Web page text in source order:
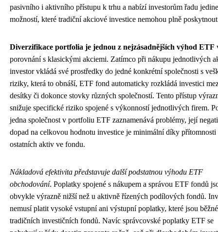
pasivního i aktivního přístupu k trhu a nabízí investorům řadu
možností, které tradiční akciové investice nemohou plně
Diverzifikace portfolia je jednou z nejzásadnějších výhod ETF
porovnání s klasickými akciemi. Zatímco při nákupu jednotlivých
investor vkládá své prostředky do jedné konkrétní společnosti s
riziky, která to obnáší, ETF fond automaticky rozkládá investici
desítky či dokonce stovky různých společností. Tento přístup
snižuje specifické riziko spojené s výkonností jednotlivých firem.
jedna společnost v portfoliu ETF zaznamenává problémy, její
dopad na celkovou hodnotu investice je minimální díky přítomnosti
ostatních aktiv ve fondu.
Nákladová efektivita představuje další podstatnou výhodu ETF
obchodování. Poplatky spojené s nákupem a správou ETF fondů
obvykle výrazně nižší než u aktivně řízených podílových fondů.
nemusí platit vysoké vstupní ani výstupní poplatky, které jsou
tradičních investičních fondů. Navíc správcovské poplatky ETF se